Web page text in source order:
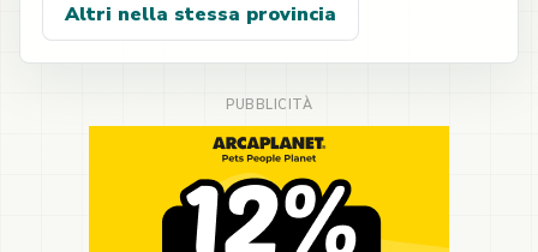
Altri nella stessa provincia